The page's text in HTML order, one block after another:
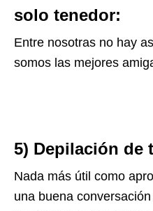
solo tenedor:
Entre nosotras no hay
somos las mejores
5) Depilación de
Nada más útil como
una buena